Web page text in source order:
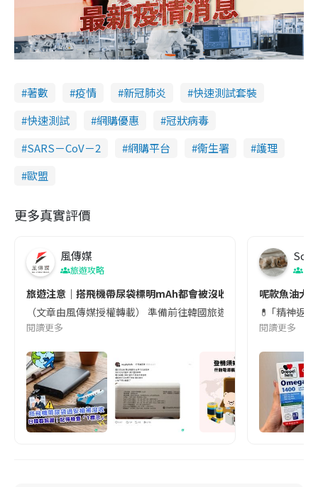
著數 疫情 新冠肺炎
快速測試套裝
快速測試
網購優惠
冠狀病毒
SARS－CoV－2
網購平台 衞生署
護理
歐盟
更多真實評價
風傳媒
旅遊攻略
旅遊注意｜搭飛機帶尿袋標明mAh都會被沒收😱出發前切記檢查
（文章由風傳媒授權轉載） 準備前往韓國旅遊的民眾，近期要
閱讀更多
Soul
呢款魚油大
💊 ｢精神返
閱讀更多